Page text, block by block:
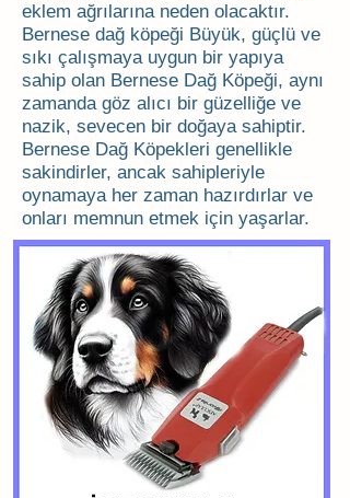
eklem ağrılarına neden olacaktır.
Bernese dağ köpeği Büyük, güçlü ve
sıkı çalışmaya uygun bir yapıya
sahip olan Bernese Dağ Köpeği, aynı
zamanda göz alıcı bir güzelliğe ve
nazik, sevecen bir doğaya sahiptir.
Bernese Dağ Köpekleri genellikle
sakindirler, ancak sahipleriyle
oynamaya her zaman hazırdırlar ve
onları memnun etmek için yaşarlar.